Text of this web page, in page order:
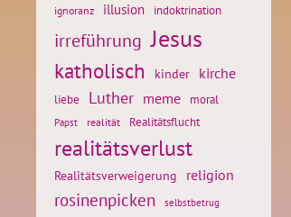
ignoranz
illusion indoktrination
irreführung Jesus
katholisch kinder kirche
liebe Luther meme moral
Papst realität Realitätsflucht
realitätsverlust
Realitätsverweigerung religion
rosinenpicken
selbstbetrug